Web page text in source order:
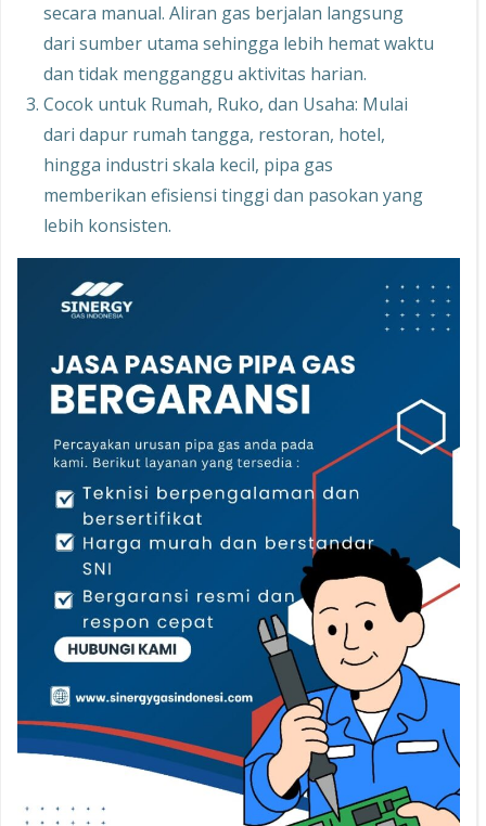
secara manual. Aliran gas berjalan langsung
dari sumber utama sehingga lebih hemat waktu
dan tidak mengganggu aktivitas harian.
Cocok untuk Rumah, Ruko, dan Usaha: Mulai
dari dapur rumah tangga, restoran, hotel,
hingga industri skala kecil, pipa gas
memberikan efisiensi tinggi dan pasokan yang
lebih konsisten.